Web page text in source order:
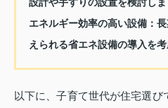
エネルギー効率の高い設備：
えられる省エネ設備の導入を
以下に、子育て世代が住宅選び